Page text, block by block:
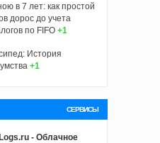
в 7 лет: как простой
дорос до учета
по FIFO +1
История
+1
СЕРВИСЫ
- Облачное